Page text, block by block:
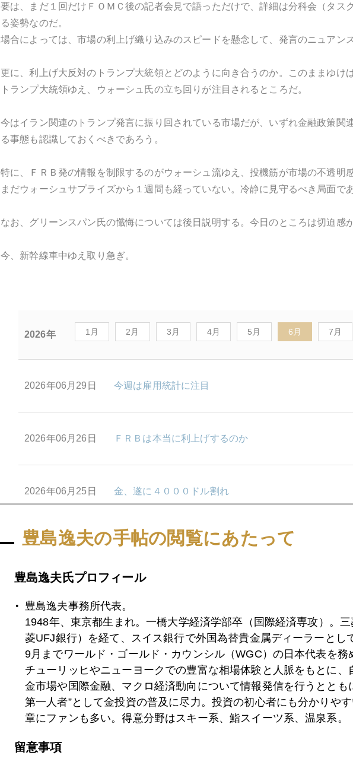
要は、まだ１回だけＦＯＭＣ後の記者会見で語っただけで、詳細は分科会（タス
る姿勢なのだ。
場合によっては、市場の利上げ織り込みのスピードを懸念して、発言のニュアン
更に、利上げ大反対のトランプ大統領とどのように向き合うのか。このままゆ
トランプ大統領ゆえ、ウォーシュ氏の立ち回りが注目されるところだ。
今はイラン関連のトランプ発言に振り回されている市場だが、いずれ金融政策関
る事態も認識しておくべきであろう。
特に、ＦＲＢ発の情報を制限するのがウォーシュ流ゆえ、投機筋が市場の不透明
まだウォーシュサプライズから１週間も経っていない。冷静に見守るべき局面で
なお、グリーンスパン氏の懺悔については後日説明する。今日のところは切迫感
今、新幹線車中ゆえ取り急ぎ。
2026年 1月 2月 3月 4月 5月 6月 7月
2026年06月29日 今週は雇用統計に注目
2026年06月26日 ＦＲＢは本当に利上げするのか
2026年06月25日 金、遂に４０００ドル割れ
2026年06月24日 金価格、４０００ドル割れ目前
2026年06月22日 金、本格回復時期、年越しになりそう
2026年06月19日 ＦＯＭＣ後、金４２００ドル割れの実相
2026年06月17日
豊島逸夫の手帖の閲覧にあたって
豊島逸夫氏プロフィール
豊島逸夫事務所代表。
1948年、東京都生まれ。一橋大学経済学部卒（国際経済専攻）。
菱UFJ銀行）を経て、スイス銀行で外国為替貴金属ディーラーとし
9月までワールド・ゴールド・カウンシル（WGC）の日本代表を務
チューリッヒやニューヨークでの豊富な相場体験と人脈をもとに、
金市場や国際金融、マクロ経済動向について情報発信を行うととも
第一人者”として金投資の普及に尽力。投資の初心者にも分かりや
章にファンも多い。得意分野はスキー系、鮨スイーツ系、温泉系。
留意事項